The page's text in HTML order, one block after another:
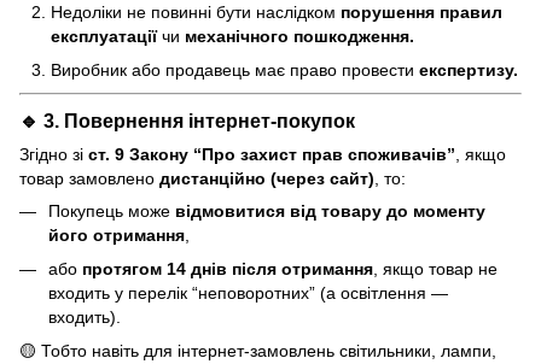
Недоліки не повинні бути наслідком порушення правил
експлуатаціїчи механічного пошкодження.
Виробник або продавець має право провести експертизу.
🔹 3. Повернення інтернет-покупок
Згідно зі ст. 9 Закону “Про захист прав споживачів” , якщо
товар замовлено дистанційно (через сайт) , то:
Покупець може відмовитися від товару до моменту
його отримання
або протягом 14 днів після отримання , якщо товар не
входить у перелік “неповоротних” (а освітлення —
входить).
🟡 Тобто навіть для інтернет-замовлень світильники, лампи,